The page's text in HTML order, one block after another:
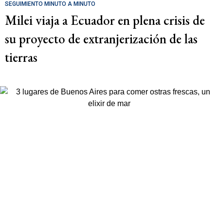
SEGUIMIENTO MINUTO A MINUTO
Milei viaja a Ecuador en plena crisis de
su proyecto de extranjerización de las
tierras